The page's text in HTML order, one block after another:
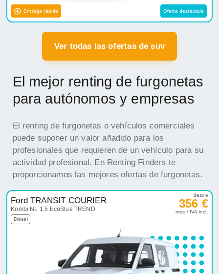
Entrega rápida Oferta destacada
Ver todas las ofertas de suv
El mejor renting de furgonetas
para autónomos y empresas
El renting de furgonetas o vehículos comerciales
puede suponer un valor añadido para los
profesionales que requieren de un vehículo para su
actividad profesional. En Renting Finders te
proporcionamos las mejores ofertas de furgonetas.
Ford TRANSIT COURIER
Kombi N1 1.5 EcoBlue TREND
Diésel
desde
356 €
mes / IVA incl.